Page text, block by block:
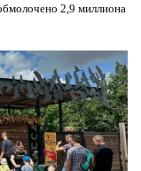
2,9 миллиона
и
и